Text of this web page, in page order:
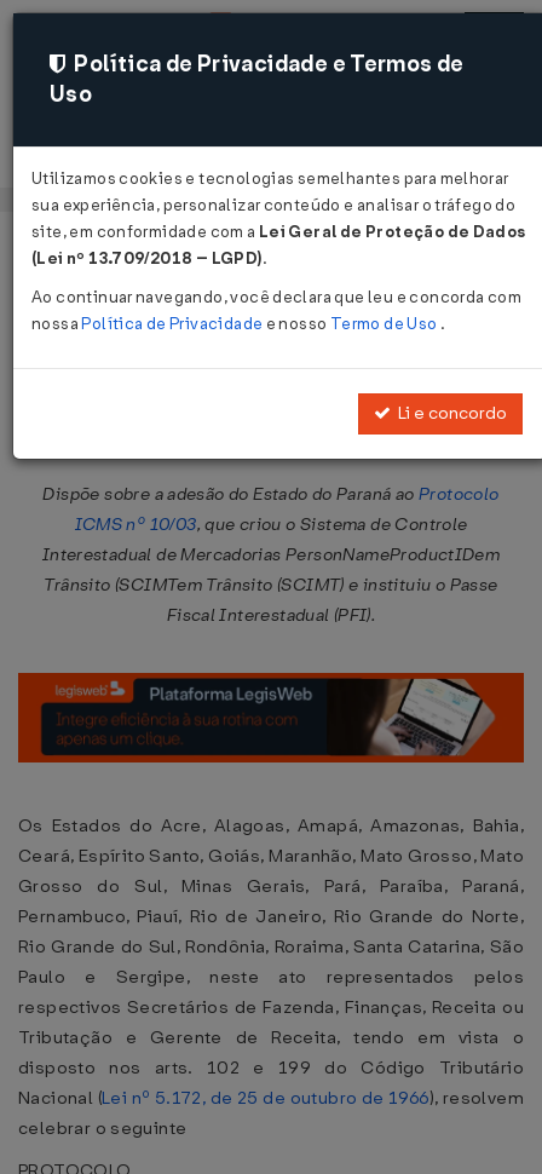
Acessar
Página Inicial Legislações
Protocolo ICMS nº 34 de
Dispõe sobre a adesão do Estado do Paraná aoProtocolo
ICMS nº 10/03, que criou o Sistema de Controle
Interestadual de Mercadorias PersonNameProductIDem
Trânsito (SCIMTem Trânsito (SCIMT) e instituiu o Passe
Fiscal Interestadual (PFI).
Os Estados do Acre, Alagoas, Amapá, Amazonas, Bahia,
Ceará, Espírito Santo, Goiás, Maranhão, Mato Grosso, Mato
Grosso do Sul, Minas Gerais, Pará, Paraíba, Paraná,
Pernambuco, Piauí, Rio de Janeiro, Rio Grande do Norte,
Rio Grande do Sul, Rondônia, Roraima, Santa Catarina, São
Paulo e Sergipe, neste ato representados pelos
respectivos Secretários de Fazenda, Finanças, Receita ou
Tributação e Gerente de Receita, tendo em vista o
disposto nos arts. 102 e 199 do Código Tributário
Nacional (Lei nº 5.172, de 25 de outubro de 1966), resolvem
celebrar o seguinte
Política de Privacidade e Termos de
Uso
Utilizamos cookies e tecnologias semelhantes para melhorar
sua experiência, personalizar conteúdo e analisar o tráfego do
site, em conformidade com a Lei Geral de Proteção de Dados
(Lei nº 13.709/2018 – LGPD).
Ao continuar navegando, você declara que leu e concorda com
nossaPolítica de Privacidade e nosso Termo de Uso .
Li e concordo